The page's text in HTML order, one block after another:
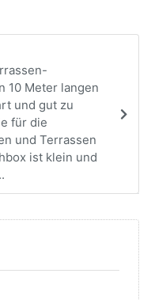
10 Meter langen
und gut zu
für die
und Terrassen
ist klein und